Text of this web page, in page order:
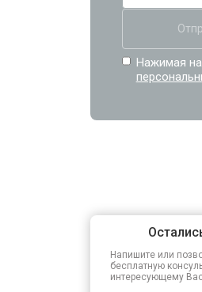
Нажимая
Напишите или
бесплатную
интересующему